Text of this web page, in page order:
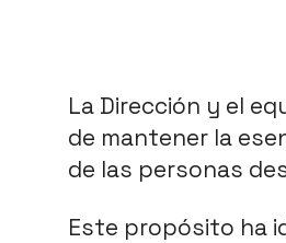
La Dirección y el
de mantener la
de las personas
Este propósito ha